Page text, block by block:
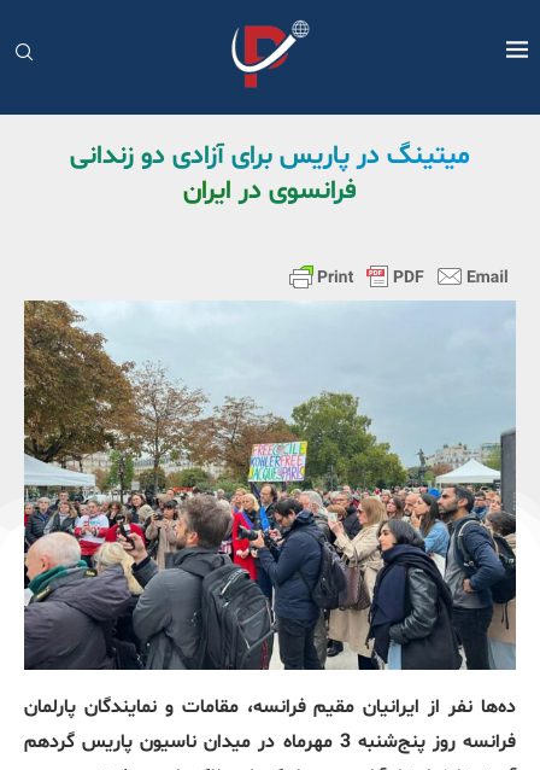
میتینگ در پاریس برای آزادی دو زندانی
فرانسوی در ایران
ده‌ها نفر از ایرانیان مقیم فرانسه، مقامات و نمایندگان پارلمان
فرانسه روز پنج‌شنبه 3 مهرماه در میدان ناسیون پاریس گردهم